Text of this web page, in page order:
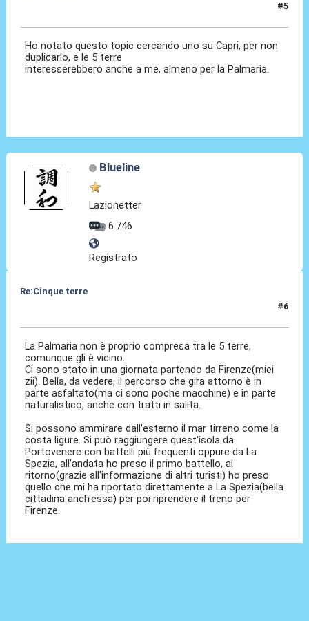
#5
Ho notato questo topic cercando uno su Capri, per non
duplicarlo, e le 5 terre
interesserebbero anche a me, almeno per la Palmaria.
Blueline
Lazionetter
6.746
Registrato
Re:Cinque terre
#6
La Palmaria non è proprio compresa tra le 5 terre,
comunque gli è vicino.
Ci sono stato in una giornata partendo da Firenze(miei
zii). Bella, da vedere, il percorso che gira attorno è in
parte asfaltato(ma ci sono poche macchine) e in parte
naturalistico, anche con tratti in salita.
Si possono ammirare dall'esterno il mar tirreno come la
costa ligure. Si può raggiungere quest'isola da
Portovenere con battelli più frequenti oppure da La
Spezia, all'andata ho preso il primo battello, al
ritorno(grazie all'informazione di altri turisti) ho preso
quello che mi ha riportato direttamente a La Spezia(bella
cittadina anch'essa) per poi riprendere il treno per
Firenze.